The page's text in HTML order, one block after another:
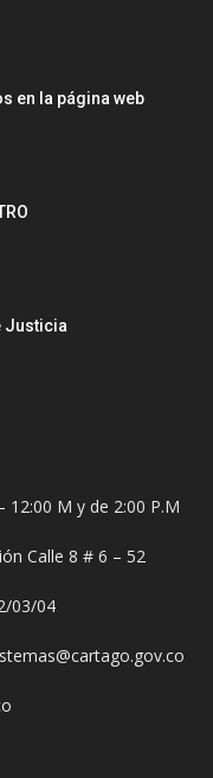
en la página web
Justicia
12:00 M y de 2:00 P.M
Calle 8 # 6 – 52
03/04